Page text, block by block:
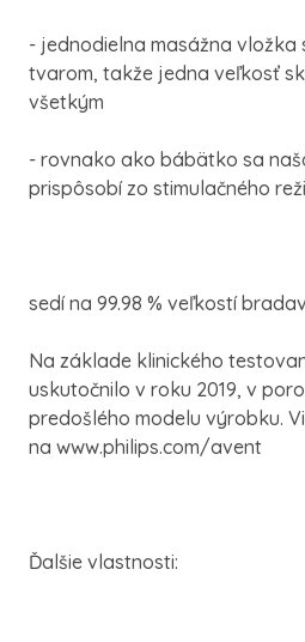
- jednodielna masážna vložka
tvarom, takže jedna veľkosť
všetkým
- rovnako ako bábätko sa
prispôsobí zo stimulačného
sedí na 99.98 % veľkostí
Na základe klinického
uskutočnilo v roku 2019, v
predošlého modelu výrobku.
na www.philips.com/avent
Ďalšie vlastnosti: